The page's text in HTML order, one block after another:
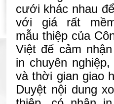
cưới khác nhau
với giá rất
mẫu thiệp của
Việt để cảm
in chuyên
và thời gian giao
Duyệt nội dung